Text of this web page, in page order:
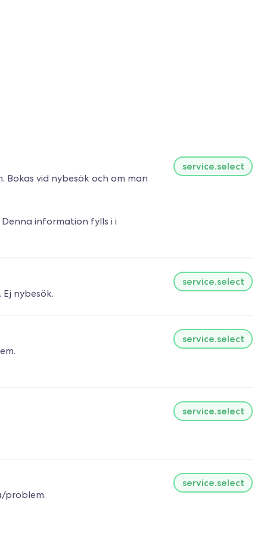
vid nybesök och om man
information fylls i i
service.select
service.select
service.select
service.select
problem.
service.select